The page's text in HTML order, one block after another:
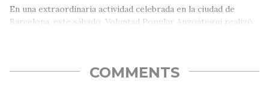
En una extraordinaria actividad celebrada en la ciudad de
Barcelona, este sábado, Voluntad Popular Anzoátegui realizó
COMMENTS